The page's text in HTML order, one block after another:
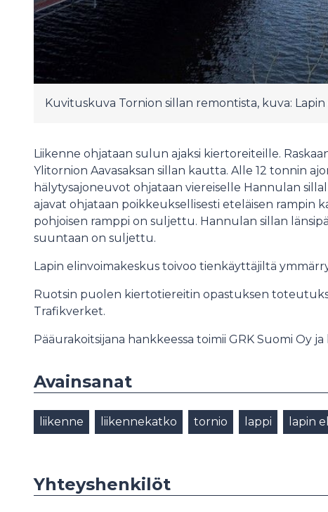
Kuvituskuva Tornion sillan remontista, kuva: Lapin
Liikenne ohjataan sulun ajaksi kiertoreiteille.
Ylitornion Aavasaksan sillan kautta. Alle 12 tonnin
hälytysajoneuvot ohjataan viereiselle Hannulan
ajavat ohjataan poikkeuksellisesti eteläisen rampin
pohjoisen ramppi on suljettu. Hannulan sillan
suuntaan on suljettu.
Lapin elinvoimakeskus toivoo tienkäyttäjiltä
Ruotsin puolen kiertotiereitin opastuksen
Trafikverket.
Pääurakoitsijana hankkeessa toimii GRK Suomi Oy
Avainsanat
liikenne liikennekatko tornio lappi lapin
Yhteyshenkilöt